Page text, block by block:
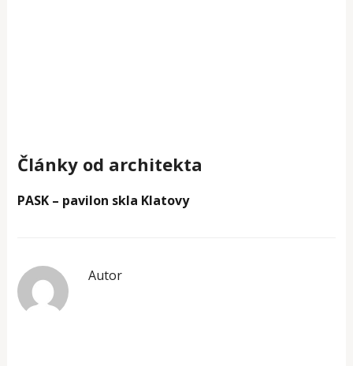
Články od architekta
PASK – pavilon skla Klatovy
Autor